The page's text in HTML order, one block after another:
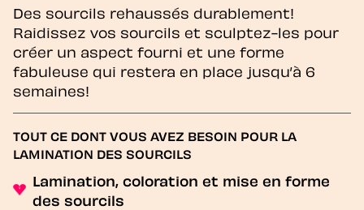
Des sourcils rehaussés durablement!
Raidissez vos sourcils et sculptez-les pour
créer un aspect fourni et une forme
fabuleuse qui restera en place jusqu’à 6
semaines!
TOUT CE DONT VOUS AVEZ BESOIN POUR LA
LAMINATION DES SOURCILS
Lamination, coloration et mise en forme
des sourcils